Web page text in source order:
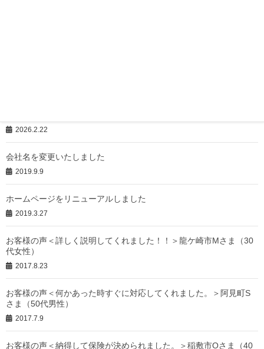
2026.2.22
会社名を変更いたしました
2019.9.9
ホームページをリニューアルしました
2019.3.27
お客様の声＜詳しく説明してくれました！！＞龍ケ崎市Mさま（30
代女性）
2017.8.23
お客様の声＜何かあった時すぐに対応してくれました。＞阿見町S
さま（50代男性）
2017.7.9
お客様の声＜納得して保険が決められました。＞稲敷市Oさま（40